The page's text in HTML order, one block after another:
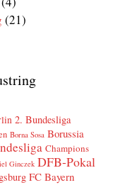
(21)
2. Bundesliga
Borna Sosa Borussia
Champions
Ginczek DFB-Pokal
FC Bayern